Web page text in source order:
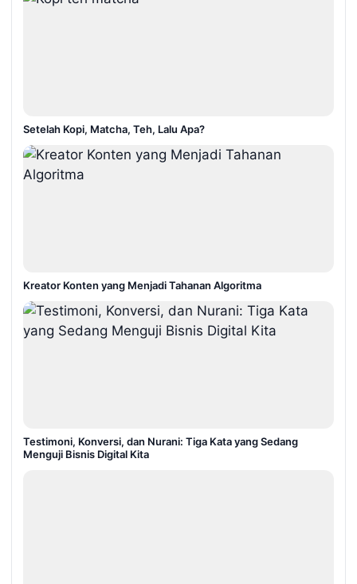
Setelah Kopi, Matcha, Teh, Lalu Apa?
Kreator Konten yang Menjadi Tahanan Algoritma
Testimoni, Konversi, dan Nurani: Tiga Kata yang Sedang
Menguji Bisnis Digital Kita